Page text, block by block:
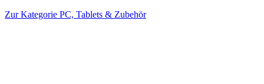
Zur Kategorie PC, Tablets & Zubehör